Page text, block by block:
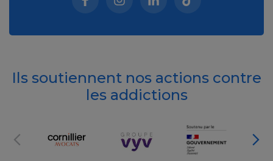
Facebook (nouvelle fenêtre)
Instagram (nouvelle fenêtre)
Linkedin (nouvelle
Tiktok (nouvelle
Ils soutiennent nos actions contre
les addictions